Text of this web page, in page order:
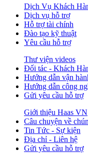
Dịch Vụ Khách
Dịch vụ hỗ trợ
Hỗ trợ tài chính
Đào tạo kỹ thuật
Yêu cầu hỗ trợ
Thư viện videos
Đối tác - Khách
Hướng dẫn vận
Hướng dẫn công
Gửi yêu cầu hỗ trợ
Giới thiệu Haas VN
Câu chuyện về
Tin Tức - Sự kiện
Địa chỉ - Liên hệ
Gửi yêu cầu hỗ trợ